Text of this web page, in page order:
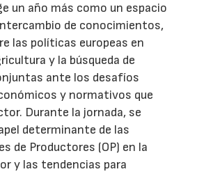
un año más como un espacio
de conocimientos,
las políticas europeas en
y la búsqueda de
ante los desafíos
y normativos que
Durante la jornada, se
determinante de las
de Productores (OP) en la
y las tendencias para